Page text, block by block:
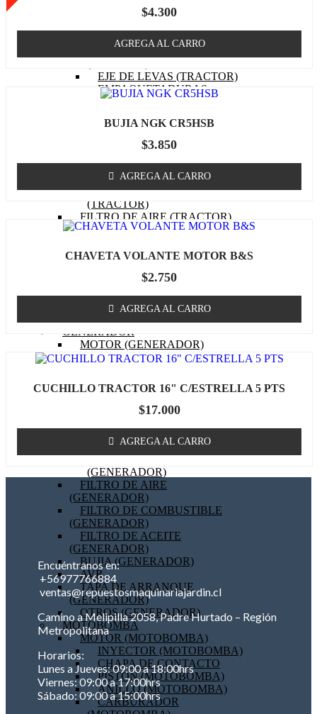
PISTON (TRACTOR)
BIELA (TRACTOR)
MOTOR DE PARTIDA
EJE DE LEVAS (TRACTOR)
EMPAQUETADURAS
(TRACTOR)
CABURADOR (TRACTOR)
OTROS (TRACTOR
FILTRO DE COMBUSTIBLE
(TRACTOR)
FILTRO DE ACEITE
(TRACTOR)
FILTRO DE AIRE (TRACTOR)
BUJIA (TRACTOR)
CORREA (TRACTOR)
MASA / TORRETA
CABLE ACCIONAMIENTO
CHASIS
GENERADOR
MOTOR (GENERADOR)
CARBURADOR
PISTON (GENERADOR)
ANILLOS (GENERADOR)
BOBINA (GENERADOR)
BIELA (GENERADOR)
MOTOR DE PARTIDA
(GENERADOR)
FILTRO DE AIRE
(GENERADOR)
FILTRO DE COMBUSTIBLE
(GENERADOR)
FILTRO DE ACEITE
(GENERADOR)
BUJIA (GENERADOR)
AVR
TAPA DE ARRANQUE
(GENERADOR)
OTROS (GENERADOR)
MOTOBOMBA
MOTOR (MOTOBOMBA)
INYECTOR (MOTOBOMBA)
CHAPA DE CONTACTO
PISTON (MOTOBOMBA)
ANILLO (MOTOBOMBA)
CARBURADOR
$4.300
AGREGA AL CARRO
BUJIA NGK CR5HSB
$3.850
AGREGA AL CARRO
CHAVETA VOLANTE MOTOR B&S
$2.750
AGREGA AL CARRO
CUCHILLO TRACTOR 16" C/ESTRELLA 5 PTS
$17.000
AGREGA AL CARRO
Encuéntranos en:
+56977766884
ventas@repuestosmaquinariajardin.cl
Camino a Melipilla 2058, Padre Hurtado – Región
Metropolitana
Horarios:
Lunes a Jueves: 09:00 a 18:00hrs
Viernes: 09:00 a 17:00hrs
Sábado: 09:00 a 15:00hrs